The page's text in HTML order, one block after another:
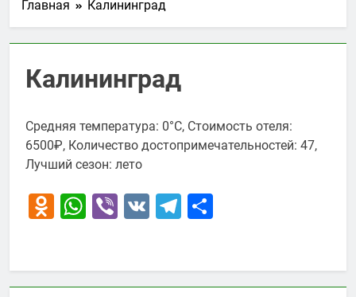
Главная Калининград
Калининград
Средняя температура: 0°C, Стоимость отеля:
6500₽, Количество достопримечательностей: 47,
Лучший сезон: лето
Odnoklassniki
WhatsApp
Viber
VK Telegram